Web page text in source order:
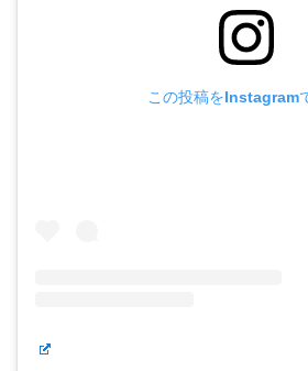
この投稿をInstagram